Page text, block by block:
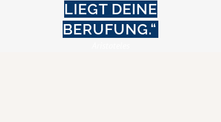
LIEGT DEINE
BERUFUNG.“